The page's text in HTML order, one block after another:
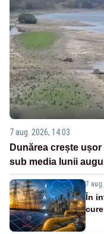
7 aug. 2026, 14:03
Dunărea crește
sub media lunii
7
În